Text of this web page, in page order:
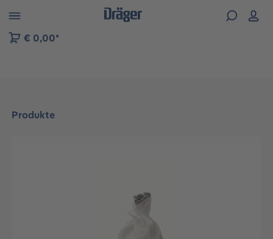
der B2B-Plattform springen
€ 0,00*
Produkte